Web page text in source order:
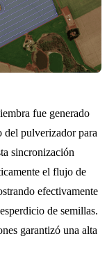
fue generado
del pulverizador para
sincronización
el flujo de
efectivamente
de semillas.
garantizó una alta